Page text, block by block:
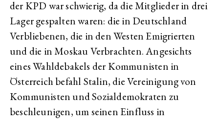
der KPD war schwierig, da die Mitglieder in drei
Lager gespalten waren: die in Deutschland
Verbliebenen, die in den Westen Emigrierten
und die in Moskau Verbrachten. Angesichts
eines Wahldebakels der Kommunisten in
Österreich befahl Stalin, die Vereinigung von
Kommunisten und Sozialdemokraten zu
beschleunigen, um seinen Einfluss in